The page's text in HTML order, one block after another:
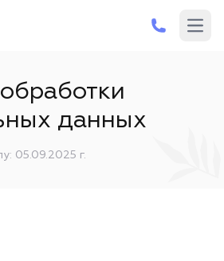
данных
05.09.2025 г.